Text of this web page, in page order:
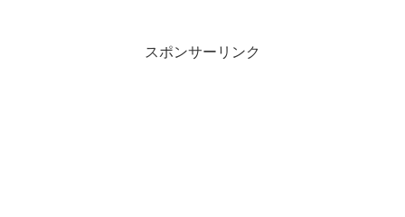
スポンサーリンク